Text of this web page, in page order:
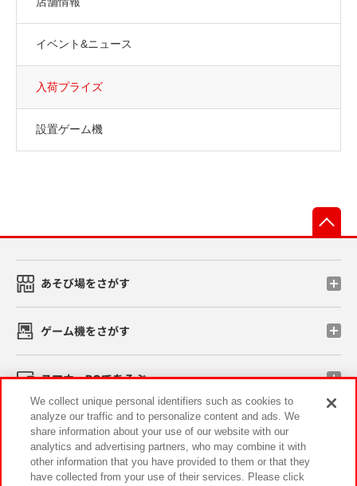
イベント&ニュース
入荷プライズ
設置ゲーム機
あそび場をさがす
ゲーム機をさがす
スマホ・PCであそぶ
イベント・キャンペーン
We collect unique personal identifiers such as cookies to
analyze our traffic and to personalize content and ads. We
share information about your use of our website with our
analytics and advertising partners, who may combine it with
other information that you have provided to them or that they
have collected from your use of their services. Please click